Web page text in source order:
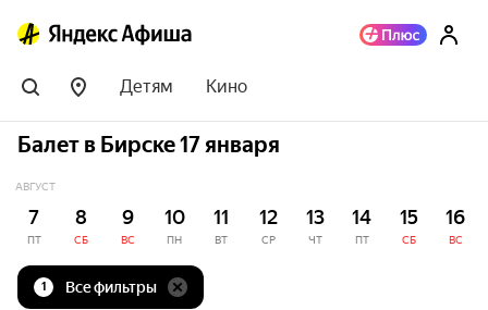
Детям Кино
Балет в Бирске 17 января
АВГУСТ
7
ПТ
8
СБ
9
ВС
10
ПН
11
ВТ
12
СР
13
ЧТ
14
ПТ
15
СБ
16
ВС
1 Все фильтры